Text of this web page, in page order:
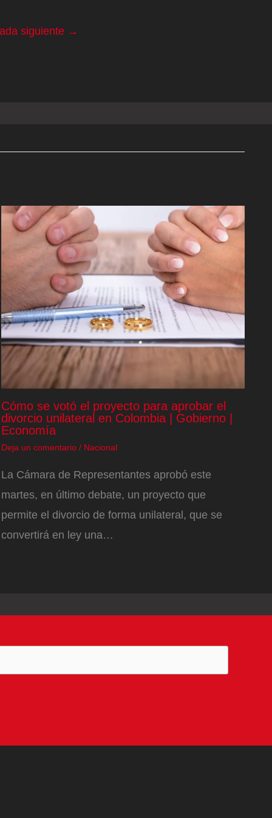
siguiente →
Cómo se votó el proyecto para aprobar el
divorcio unilateral en Colombia | Gobierno |
Economía
Deja un comentario / Nacional
La Cámara de Representantes aprobó este
martes, en último debate, un proyecto que
permite el divorcio de forma unilateral, que se
convertirá en ley una…